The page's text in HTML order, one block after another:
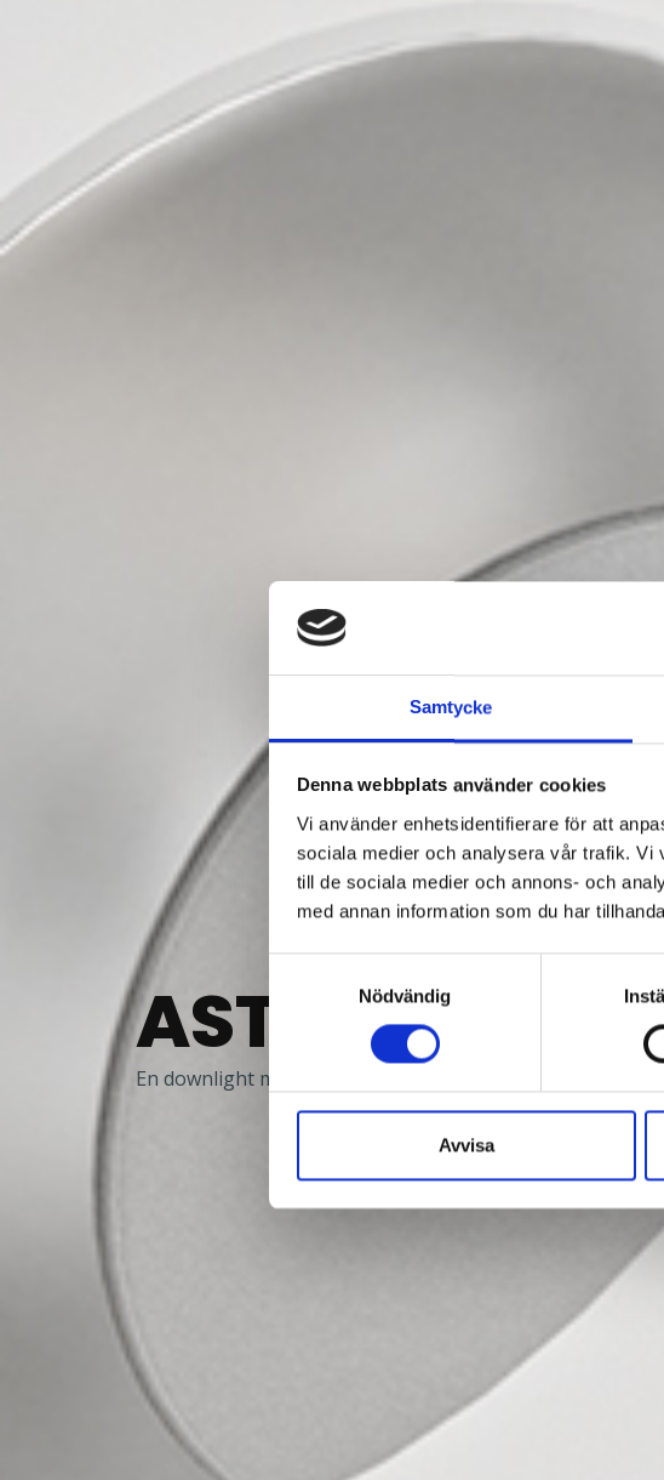
Samtycke
Denna webbplats använder cookies
Vi använder enhetsidentifierare för att
sociala medier och analysera vår trafik. Vi
till de sociala medier och annons- och
med annan information som du har
Nödvändig
Avvisa
ASTRO 200
En downlight med moduluppbyggd konstruktion.